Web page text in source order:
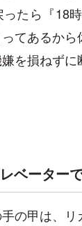
たら『18
てあるか
を損ねずに
ベーター
の甲は、